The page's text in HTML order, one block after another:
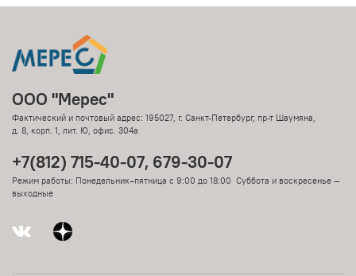
ООО "Мерес"
Фактический и почтовый адрес: 195027, г. Санкт-Петербург, пр-т Шаумяна,
д. 8, корп. 1, лит. Ю, офис. 304а
+7(812) 715-40-07, 679-30-07
Режим работы: Понедельник–пятница с 9:00 до 18:00 Суббота и воскресенье —
выходные